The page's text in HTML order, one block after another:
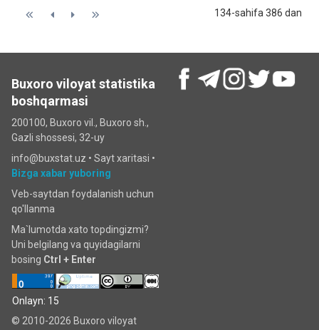
134-sahifa 386 dan
Buxoro viloyat statistika
boshqarmasi
200100, Buxoro vil., Buxoro sh.,
Gazli shossesi, 32-uy
info@buxstat.uz • Sayt xaritasi •
Bizga xabar yuboring
Veb-saytdan foydalanish uchun
qo'llanma
Ma`lumotda xato topdingizmi?
Uni belgilang va quyidagilarni
bosing Ctrl + Enter
Onlayn: 15
© 2010-2026 Buxoro viloyat